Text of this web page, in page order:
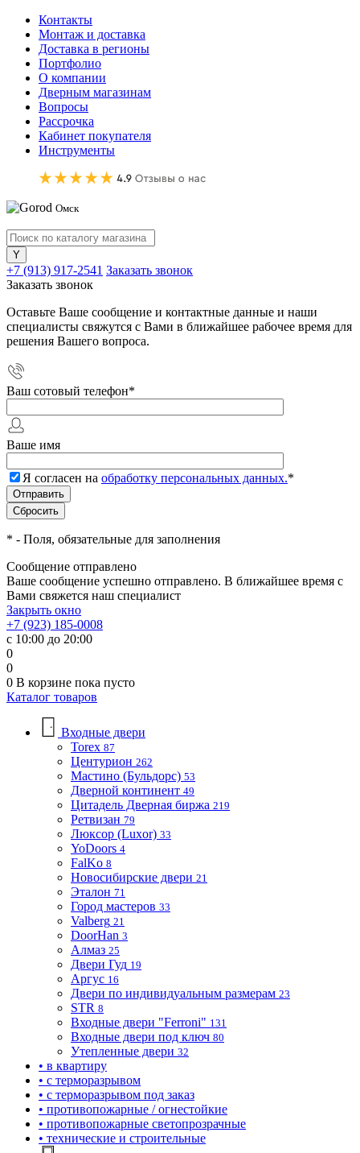
Контакты
Монтаж и доставка
Доставка в регионы
Портфолио
О компании
Дверным магазинам
Вопросы
Рассрочка
Кабинет покупателя
Инструменты
Омск
+7 (913) 917-2541 Заказать звонок
Заказать звонок
Оставьте Ваше сообщение и контактные данные и наши
специалисты свяжутся с Вами в ближайшее рабочее время для
решения Вашего вопроса.
Ваш сотовый телефон*
Ваше имя
Я согласен на обработку персональных данных.*
* - Поля, обязательные для заполнения
Сообщение отправлено
Ваше сообщение успешно отправлено. В ближайшее время с
Вами свяжется наш специалист
Закрыть окно
+7 (923) 185-0008
с 10:00 до 20:00
0
0
0 В корзине пока пусто
Каталог товаров
Входные двери
Torex 87
Центурион 262
Мастино (Бульдорс) 53
Дверной континент 49
Цитадель Дверная биржа 219
Ретвизан 79
Люксор (Luxor) 33
YoDoors 4
FalKo 8
Новосибирские двери 21
Эталон 71
Город мастеров 33
Valberg 21
DoorHan 3
Алмаз 25
Двери Гуд 19
Аргус 16
Двери по индивидуальным размерам 23
STR 8
Входные двери "Ferroni" 131
Входные двери под ключ 80
Утепленные двери 32
• в квартиру
• с терморазрывом
• с терморазрывом под заказ
• противопожарные / огнестойкие
• противопожарные светопрозрачные
• технические и строительные